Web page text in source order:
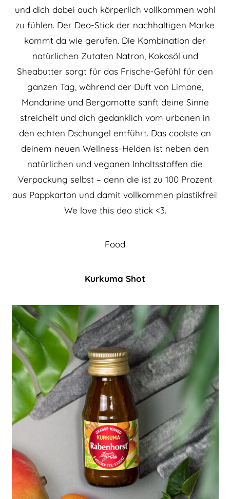
und dich dabei auch körperlich vollkommen wohl
zu fühlen. Der Deo-Stick der nachhaltigen Marke
kommt da wie gerufen. Die Kombination der
natürlichen Zutaten Natron, Kokosöl und
Sheabutter sorgt für das Frische-Gefühl für den
ganzen Tag, während der Duft von Limone,
Mandarine und Bergamotte sanft deine Sinne
streichelt und dich gedanklich vom urbanen in
den echten Dschungel entführt. Das coolste an
deinem neuen Wellness-Helden ist neben den
natürlichen und veganen Inhaltsstoffen die
Verpackung selbst – denn die ist zu 100 Prozent
aus Pappkarton und damit vollkommen plastikfrei!
We love this deo stick <3.
Food
Kurkuma Shot